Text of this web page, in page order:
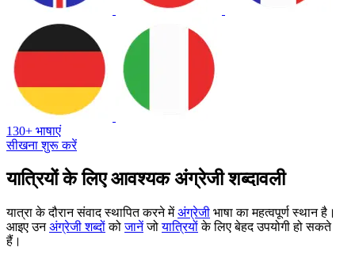
130+ भाषाएं
सीखना शुरू करें
यात्रियों के लिए आवश्यक अंग्रेजी शब्दावली
यात्रा के दौरान संवाद स्थापित करने मेंअंग्रेजी भाषा का महत्वपूर्ण स्थान है।
आइए उनअंग्रेजी शब्दों कोजानेंजोयात्रियोंके लिए बेहद उपयोगी हो सकते
हैं।